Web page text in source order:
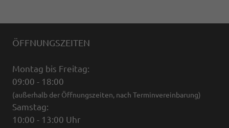
ÖFFNUNGSZEITEN
Montag bis Freitag:
09:00 - 18:00
(außerhalb der Öffnungszeiten, nach Terminvereinbarung)
Samstag:
10:00 - 13:00 Uhr